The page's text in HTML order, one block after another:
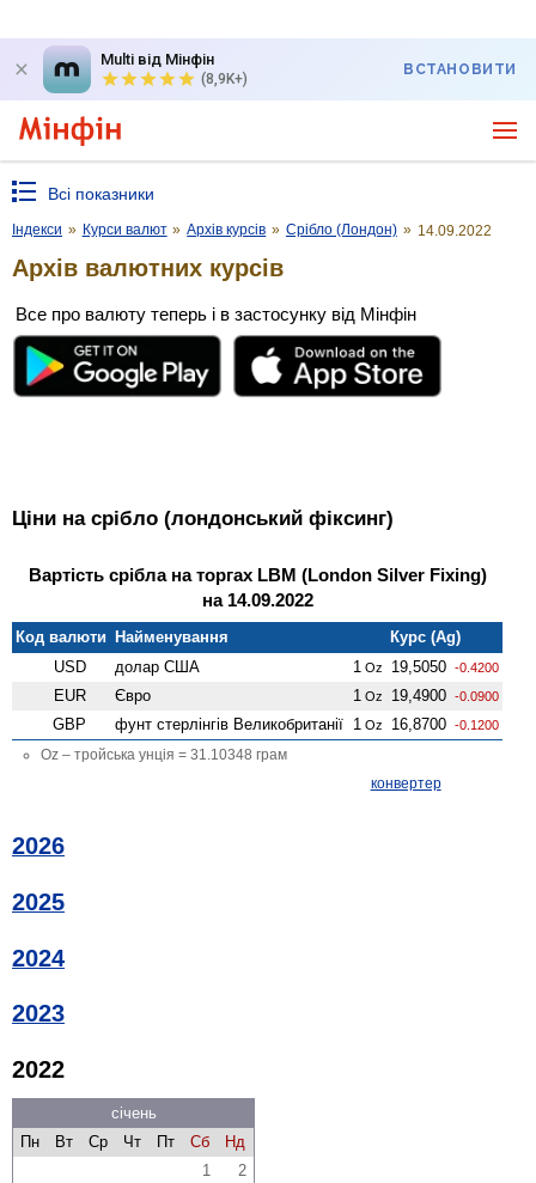
Multi від Мінфін
(8,9K+)
ВСТАНОВИТИ
Всі показники
Індекси » Курси валют » Архів курсів » Срібло (Лондон) » 14.09.2022
Архів валютних курсів
Все про валюту теперь і в застосунку від Мінфін
Ціни на срібло (лондонський фіксинг)
Вартість срібла на торгах LBM (London Silver Fixing)
на 14.09.2022
Код валюти Найменування
Курс (Ag)
USD
долар США 1 Oz 19,5050 -0.4200
EUR Євро 1 Oz 19,4900 -0.0900
GBP фунт стерлінгів Велико­британії 1 Oz 16,8700 -0.1200
Oz – тройська унція = 31.10348 грам
конвертер
2026
2025
2024
2023
2022
січень
Пн
Вт Ср Чт Пт Сб
Нд
1
2